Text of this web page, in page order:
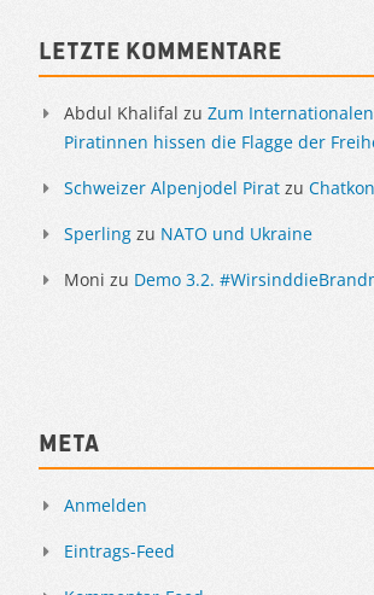
Sidebar
Letzte Kommentare
Abdul Khalifal zu Zum
Piratinnen hissen die Flagge der
Schweizer Alpenjodel Pirat zu
Sperling zu NATO und Ukraine
Moni zu Demo 3.2.
Meta
Anmelden
Eintrags-Feed